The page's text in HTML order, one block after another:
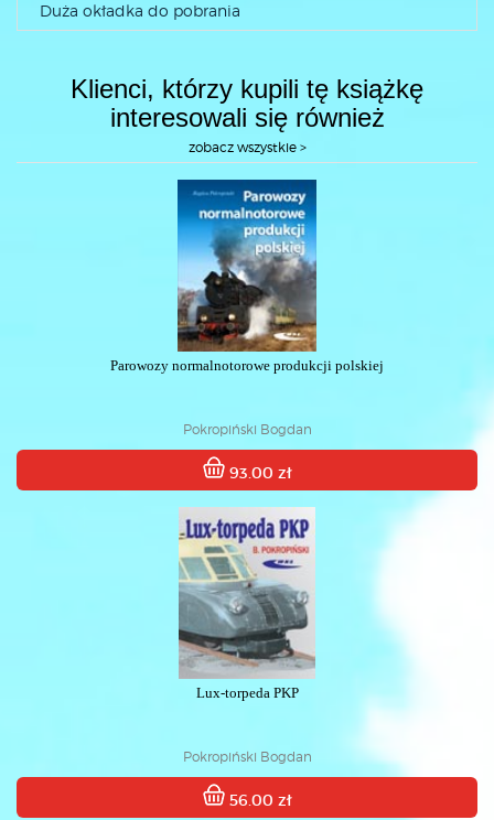
Duża okładka do pobrania
Klienci, którzy kupili tę książkę
interesowali się również
zobacz wszystkie >
Parowozy normalnotorowe produkcji polskiej
Pokropiński Bogdan
93.00 zł
Lux-torpeda PKP
Pokropiński Bogdan
56.00 zł